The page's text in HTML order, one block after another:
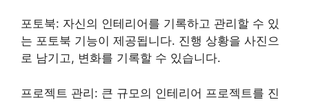
포토북: 자신의 인테리어를 기록하고 관리할 수 있
는 포토북 기능이 제공됩니다. 진행 상황을 사진으
로 남기고, 변화를 기록할 수 있습니다.
프로젝트 관리: 큰 규모의 인테리어 프로젝트를 진